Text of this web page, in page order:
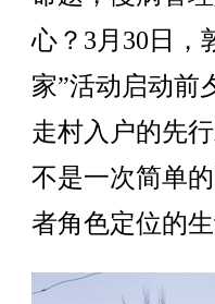
心？3月30日，
家”活动启动前
走村入户的先
不是一次简单
者角色定位的生